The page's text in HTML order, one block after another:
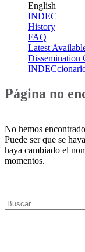
English
INDEC
History
FAQ
Latest
Dissemination
Página no
No hemos
Puede ser que se
haya cambiado el
momentos.